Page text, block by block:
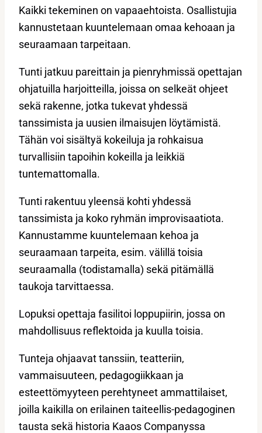
Kaikki tekeminen on vapaaehtoista. Osallistujia
kannustetaan kuuntelemaan omaa kehoaan ja
seuraamaan tarpeitaan.
Tunti jatkuu pareittain ja pienryhmissä opettajan
ohjatuilla harjoitteilla, joissa on selkeät ohjeet
sekä rakenne, jotka tukevat yhdessä
tanssimista ja uusien ilmaisujen löytämistä.
Tähän voi sisältyä kokeiluja ja rohkaisua
turvallisiin tapoihin kokeilla ja leikkiä
tuntemattomalla.
Tunti rakentuu yleensä kohti yhdessä
tanssimista ja koko ryhmän improvisaatiota.
Kannustamme kuuntelemaan kehoa ja
seuraamaan tarpeita, esim. välillä toisia
seuraamalla (todistamalla) sekä pitämällä
taukoja tarvittaessa.
Lopuksi opettaja fasilitoi loppupiirin, jossa on
mahdollisuus reflektoida ja kuulla toisia.
Tunteja ohjaavat tanssiin, teatteriin,
vammaisuuteen, pedagogiikkaan ja
esteettömyyteen perehtyneet ammattilaiset,
joilla kaikilla on erilainen taiteellis-pedagoginen
tausta sekä historia Kaaos Companyssa